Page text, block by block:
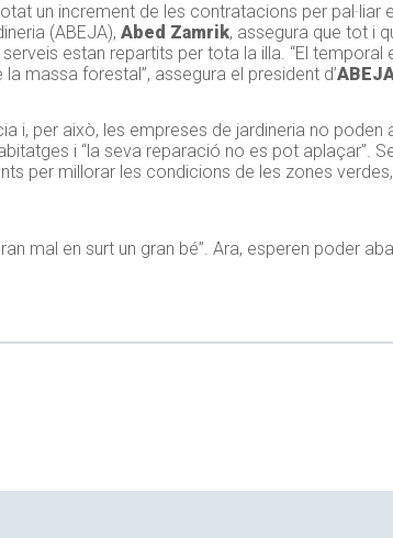
un increment de les contratacions per
(ABEJA), Abed Zamrik, assegura que tot i
estan repartits per tota la illa. “El
massa forestal”, assegura el president d’
i, per això, les empreses de jardineria no poden
i “la seva reparació no es pot aplaçar”.
per millorar les condicions de les zones
mal en surt un gran bé”. Ara, esperen poder